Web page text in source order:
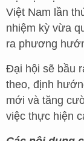
Việt Nam lần
nhiệm kỳ vừa
ra phương
Đại hội sẽ bầu
theo, định
mới và tăng
việc thực hiện